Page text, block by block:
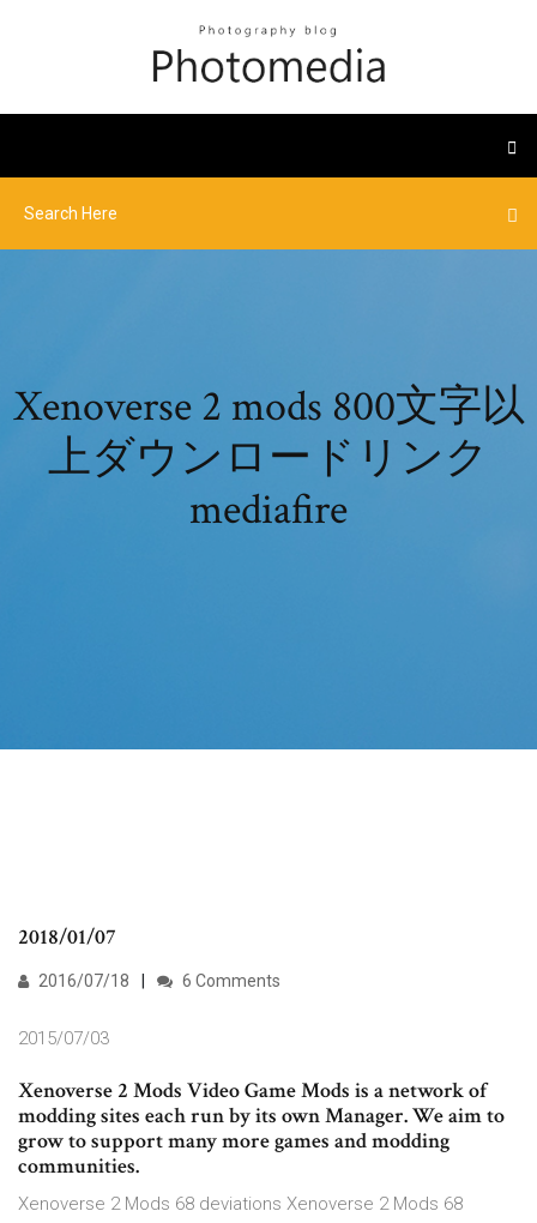
Xenoverse 2 mods 800文字以
上ダウンロードリンク
mediafire
2018/01/07
2016/07/18 6 Comments
2015/07/03
Xenoverse 2 Mods Video Game Mods is a network of
modding sites each run by its own Manager. We aim to
grow to support many more games and modding
communities.
Xenoverse 2 Mods 68 deviations Xenoverse 2 Mods 68